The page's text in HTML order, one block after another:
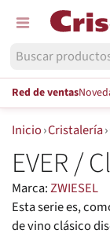
Red de ventas
Inicio›Cristalería›
EVER /
Marca:ZWIESEL
Esta serie es,
de vino clásico